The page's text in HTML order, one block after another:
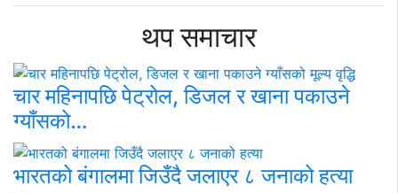
थप समाचार
चार महिनापछि पेट्रोल, डिजल र खाना पकाउने
ग्याँसको…
भारतको बंगालमा जिउँदै जलाएर ८ जनाको हत्या